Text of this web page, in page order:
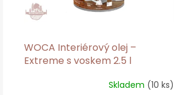
WOCA Interiérový olej –
Extreme s voskem 2.5 l
Skladem (10 ks)